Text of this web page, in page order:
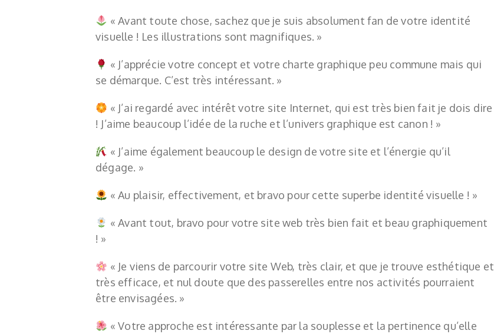
«Avant toute chose, sachez que je suis absolument fan de votre identité
visuelle ! Les illustrations sont magnifiques. »
« J’apprécie votre concept et votre charte graphique peu commune mais qui
se démarque. C’est très intéressant. »
« J’ai regardé avec intérêt votre site Internet, qui est très bien fait je dois dire
! J’aime beaucoup l’idée de la ruche et l’univers graphique est canon ! »
« J’aime également beaucoup le design de votre site et l’énergie qu’il
dégage. »
«Au plaisir, effectivement, et bravo pour cette superbe identité visuelle ! »
«Avant tout, bravo pour votre site web très bien fait et beau graphiquement
! »
« Je viens de parcourir votre site Web, très clair, et que je trouve esthétique et
très efficace, et nul doute que des passerelles entre nos activités pourraient
être envisagées. »
«Votre approche est intéressante par la souplesse et la pertinence qu’elle